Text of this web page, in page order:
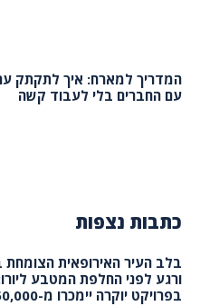
המדריך למארח: איך לתקתק
עם החברים בלי לעבוד קשה
כתבות נצפות
בלב העיר האירופאית הצומחת
ורגע לפני החלפת המטבע
בפרויקט יוקרה יימכרו מ-550,000 ₪